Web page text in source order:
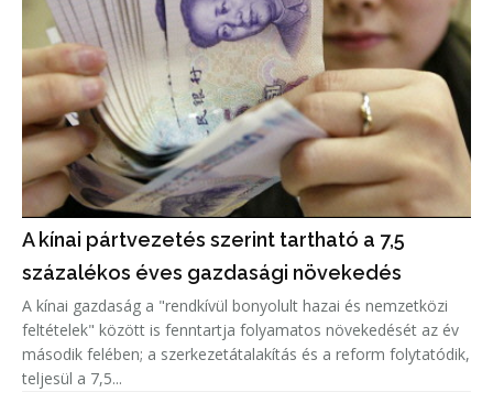
A kínai pártvezetés szerint tartható a 7,5
százalékos éves gazdasági növekedés
A kínai gazdaság a "rendkívül bonyolult hazai és nemzetközi
feltételek" között is fenntartja folyamatos növekedését az év
második felében; a szerkezetátalakítás és a reform folytatódik,
teljesül a 7,5...